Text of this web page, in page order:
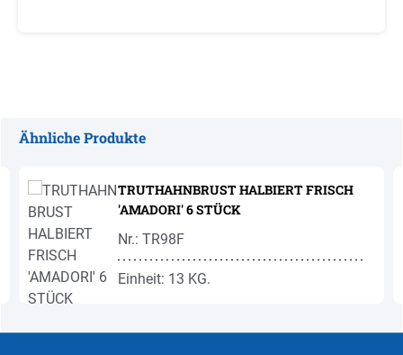
Ähnliche Produkte
TRUTHAHNBRUST HALBIERT FRISCH
'AMADORI' 6 STÜCK
Nr.: TR98F
Einheit: 13 KG.